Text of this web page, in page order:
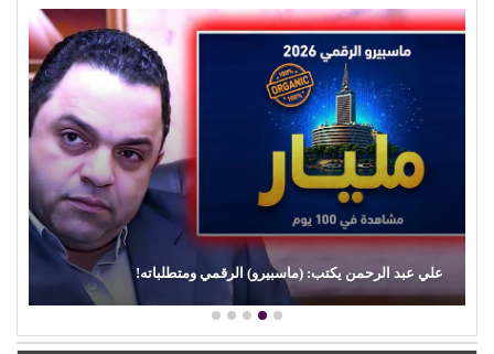
علي عبد الرحمن يكتب: (ماسبيرو) الرقمي ومتطلباته!